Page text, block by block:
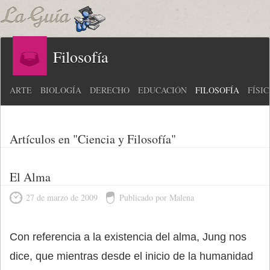
Filosofía
ARTE BIOLOGÍA DERECHO EDUCACIÓN FILOSOFÍA
Artículos en "Ciencia y Filosofía"
El Alma
27 de marzo de 2009 Publicado por Malena
Con referencia a la existencia del alma, Jung nos
dice, que mientras desde el inicio de la humanidad